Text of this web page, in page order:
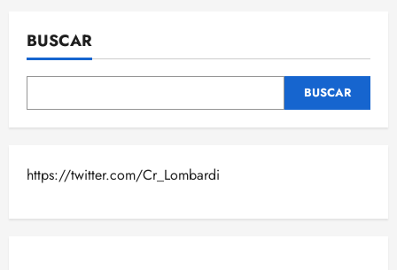
BUSCAR
BUSCAR
https://twitter.com/Cr_Lombardi